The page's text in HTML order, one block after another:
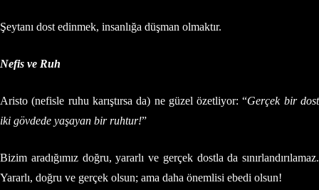
Şeytanı dost edinmek, insanlığa düşman olmaktır.
Nefis ve Ruh
Aristo (nefisle ruhu karıştırsa da) ne güzel özetliyor: “Gerçek bir dost
iki gövdede yaşayan bir ruhtur!”
Bizim aradığımız doğru, yararlı ve gerçek dostla da sınırlandırılamaz.
Yararlı, doğru ve gerçek olsun; ama daha önemlisi ebedi olsun!